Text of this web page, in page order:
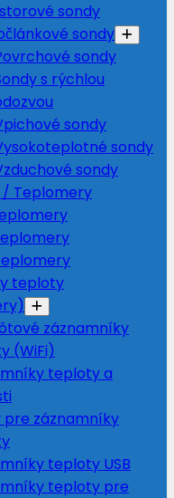
sondy
sondy
sondy
s rýchlou
sondy
sondy
sondy
Teplomery
teploty
záznamníky
(WiFi)
teploty a
pre záznamníky
teploty USB
teploty pre